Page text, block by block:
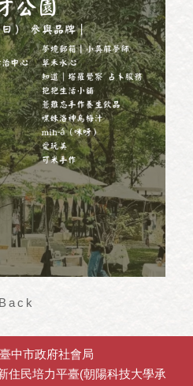
Back
中市政府社會局
住民培力平臺(朝陽科技大學承